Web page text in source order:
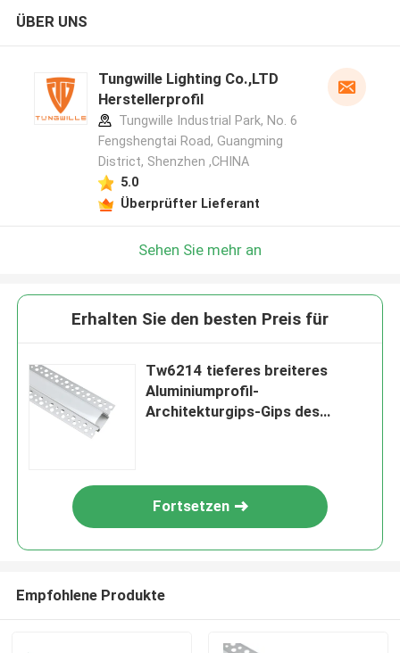
ÜBER UNS
Tungwille Lighting Co.,LTD
Herstellerprofil
Tungwille Industrial Park, No. 6
Fengshengtai Road, Guangming
District, Shenzhen ,CHINA
5.0
Überprüfter Lieferant
Sehen Sie mehr an
Erhalten Sie den besten Preis für
Tw6214 tieferes breiteres
Aluminiumprofil-
Architekturgips-Gips des
Fortsetzen
Empfohlene Produkte